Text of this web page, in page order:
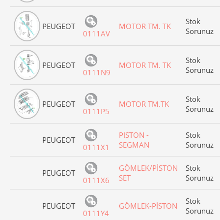
PEUGEOT
0111AV
MOTOR TM. TK
Stok
Sorunuz
PEUGEOT
0111N9
MOTOR TM. TK
Stok
Sorunuz
PEUGEOT
0111P5
MOTOR TM.TK
Stok
Sorunuz
PEUGEOT
0111X1
PISTON -
SEGMAN
Stok
Sorunuz
PEUGEOT
0111X6
GÖMLEK/PİSTON
SET
Stok
Sorunuz
PEUGEOT
0111Y4
GÖMLEK-PİSTON
Stok
Sorunuz